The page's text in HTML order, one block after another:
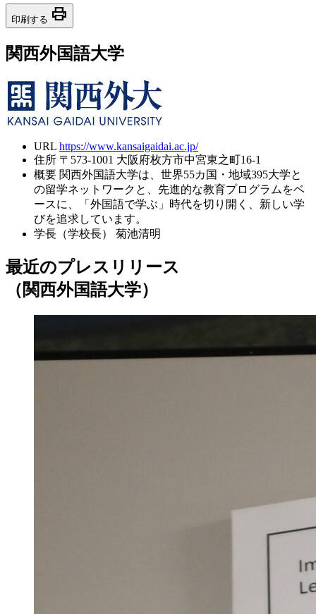
印刷する print
関西外国語大学
URL https://www.kansaigaidai.ac.jp/
住所 〒573-1001 大阪府枚方市中宮東之町16-1
概要 関西外国語大学は、世界55カ国・地域395大学と
の留学ネットワークと、先進的な教育プログラムをベ
ースに、「外国語で学ぶ」時代を切り開く、新しい学
びを追求しています。
学長（学校長）
菊池清明
最近のプレスリリース
（関西外国語大学）